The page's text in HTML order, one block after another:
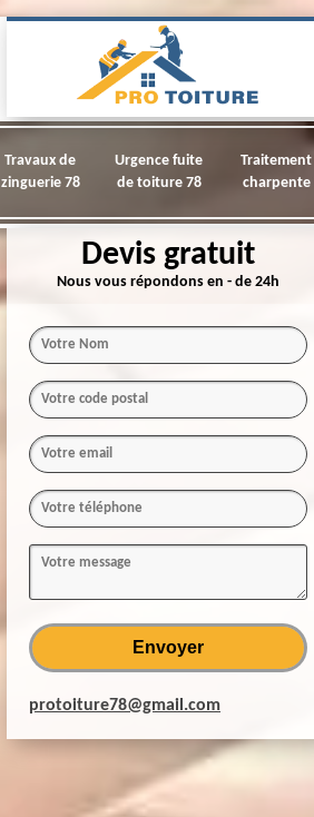
Travaux de
zinguerie 78
Urgence fuite
de toiture 78
Traitement
charpente
Devis gratuit
Nous vous répondons en - de 24h
protoiture78@gmail.com